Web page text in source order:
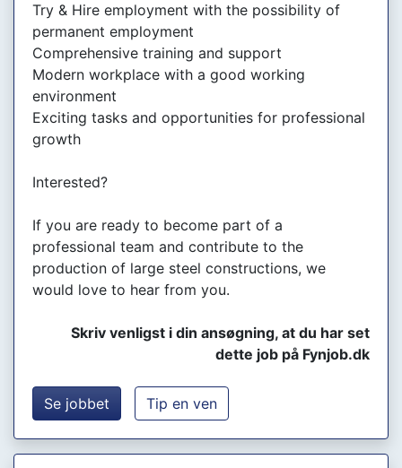
Try & Hire employment with the possibility of
permanent employment
Comprehensive training and support
Modern workplace with a good working
environment
Exciting tasks and opportunities for professional
growth
Interested?
If you are ready to become part of a
professional team and contribute to the
production of large steel constructions, we
would love to hear from you.
Skriv venligst i din ansøgning, at du har set
dette job på Fynjob.dk
Se jobbet Tip en ven